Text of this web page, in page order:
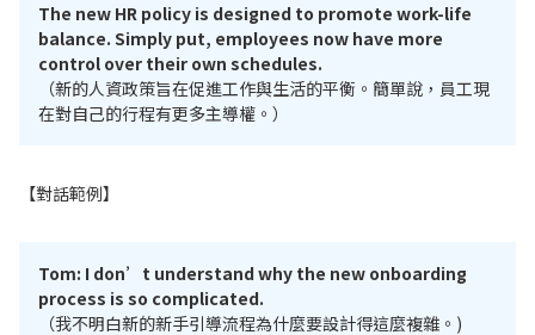
The new HR policy is designed to promote work-life
balance. Simply put, employees now have more
control over their own schedules.
（新的人資政策旨在促進工作與生活的平衡。簡單說，員工現
在對自己的行程有更多主導權。）
【對話範例】
Tom: I don’t understand why the new onboarding
process is so complicated.
（我不明白新的新手引導流程為什麼要設計得這麼複雜。)